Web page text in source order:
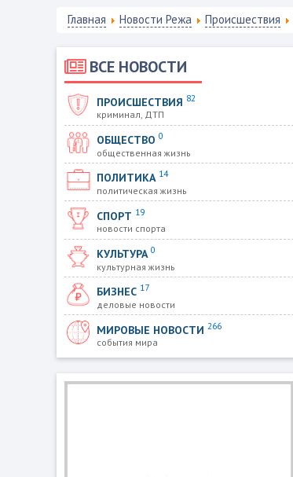
Главная Новости Режа Происшествия
ВСЕ НОВОСТИ
ПРОИСШЕСТВИЯ 82
криминал, ДТП
ОБЩЕСТВО 0
общественная жизнь
ПОЛИТИКА 14
политическая жизнь
СПОРТ 19
новости спорта
КУЛЬТУРА 0
культурная жизнь
БИЗНЕС 17
деловые новости
МИРОВЫЕ НОВОСТИ 266
события мира